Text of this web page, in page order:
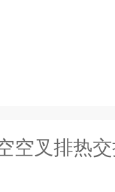
空叉排热